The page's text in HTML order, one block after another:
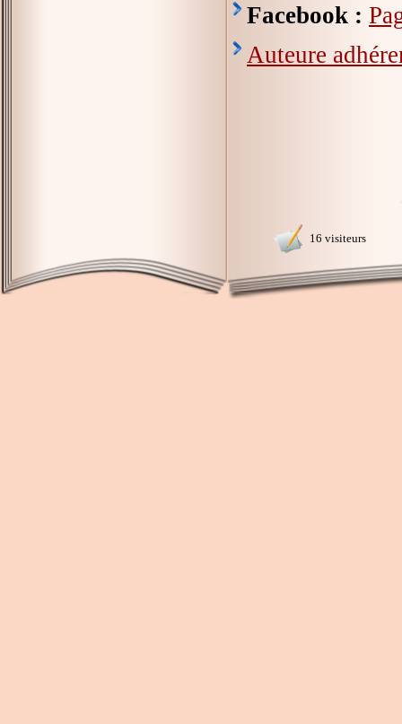
Facebook :
Auteure
16 visiteurs